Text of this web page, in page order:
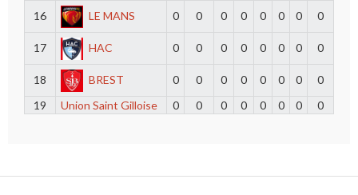
16 LE MANS 0 0 0 0 0 0 0 0
17 HAC 0 0 0 0 0 0 0 0
18 BREST 0 0 0 0 0 0 0
0
19
Union Saint Gilloise 0 0 0 0 0 0 0 0